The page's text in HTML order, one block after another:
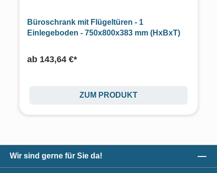
Büroschrank mit Flügeltüren - 1
Einlegeboden - 750x800x383 mm (HxBxT)
ab 143,64 €*
ZUM PRODUKT
Wir sind gerne für Sie da!